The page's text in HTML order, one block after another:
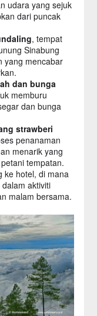
udara yang sejuk
dari puncak
, tempat
Sinabung
yang mencabar
dan bunga
memburu
dan bunga
strawberi
penanaman
menarik yang
tempatan.
ke hotel, di mana
aktiviti
malam bersama.